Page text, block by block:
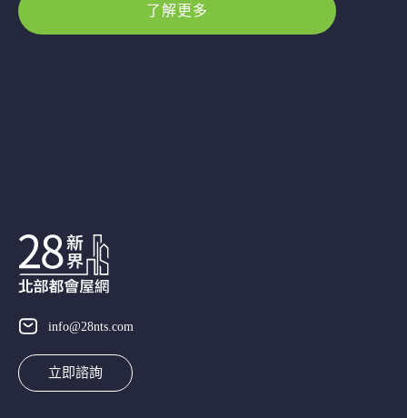
了解更多
info@28nts.com
立即諮詢